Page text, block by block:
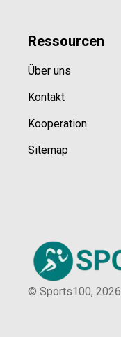
Ressourcen
Über uns
Kontakt
Kooperation
Sitemap
© Sports100, 2026